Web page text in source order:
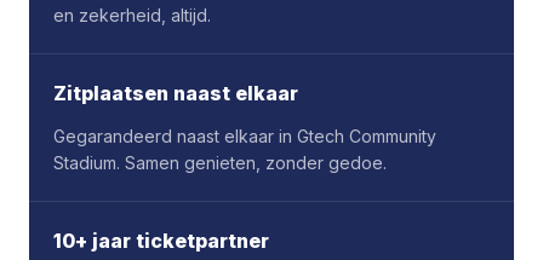
en zekerheid, altijd.
Zitplaatsen naast elkaar
Gegarandeerd naast elkaar in Gtech Community
Stadium. Samen genieten, zonder gedoe.
10+ jaar ticketpartner